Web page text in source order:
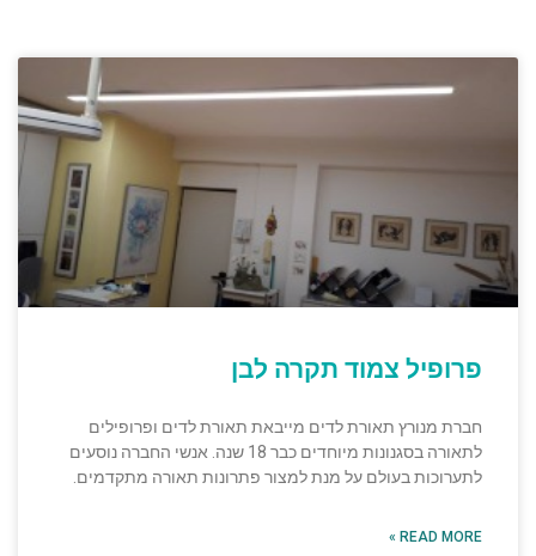
פרופיל צמוד תקרה לבן
חברת מנורץ תאורת לדים מייבאת תאורת לדים ופרופילים
לתאורה בסגנונות מיוחדים כבר 18 שנה. אנשי החברה נוסעים
לתערוכות בעולם על מנת למצור פתרונות תאורה מתקדמים.
READ MORE »